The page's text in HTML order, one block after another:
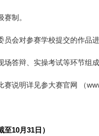
制。
员会对参赛学校提交的作品
场答辩、实操考试等环节组
说明详见参大赛官网 （
至10月31日）